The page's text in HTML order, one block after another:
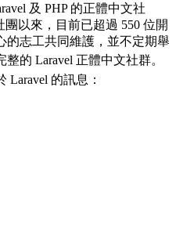
及 PHP 的正體中文社
團以來，目前已超過 550 位開
的志工共同維護，並不定期舉
的 Laravel 正體中文社群。
Laravel 的訊息：